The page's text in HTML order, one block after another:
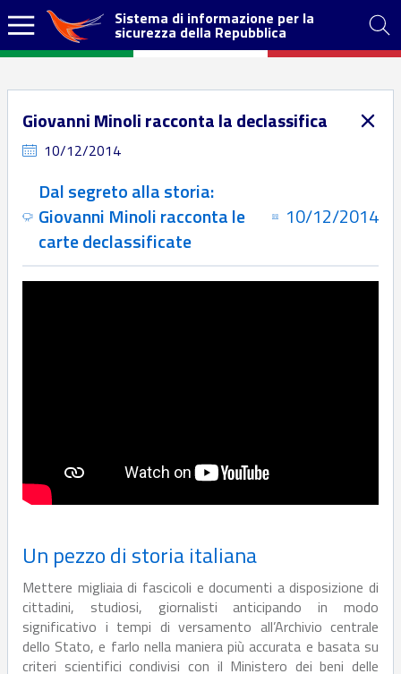
Sistema di informazione per la
sicurezza della Repubblica
Giovanni Minoli racconta la declassifica
10/12/2014
Dal segreto alla storia:
Giovanni Minoli racconta le
carte declassificate
10/12/2014
Un pezzo di storia italiana
Mettere migliaia di fascicoli e documenti a disposizione di
cittadini, studiosi, giornalisti anticipando in modo
significativo i tempi di versamento all’Archivio centrale
dello Stato, e farlo nella maniera più accurata e basata su
criteri scientifici condivisi con il Ministero dei beni delle